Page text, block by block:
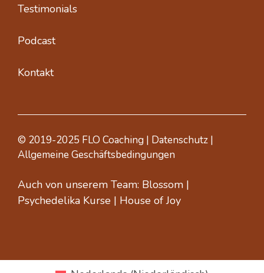
Testimonials
Podcast
Kontakt
© 2019-2025 FLO Coaching | Datenschutz |
Allgemeine Geschäftsbedingungen
Auch von unserem Team: Blossom |
Psychedelika Kurse | House of Joy